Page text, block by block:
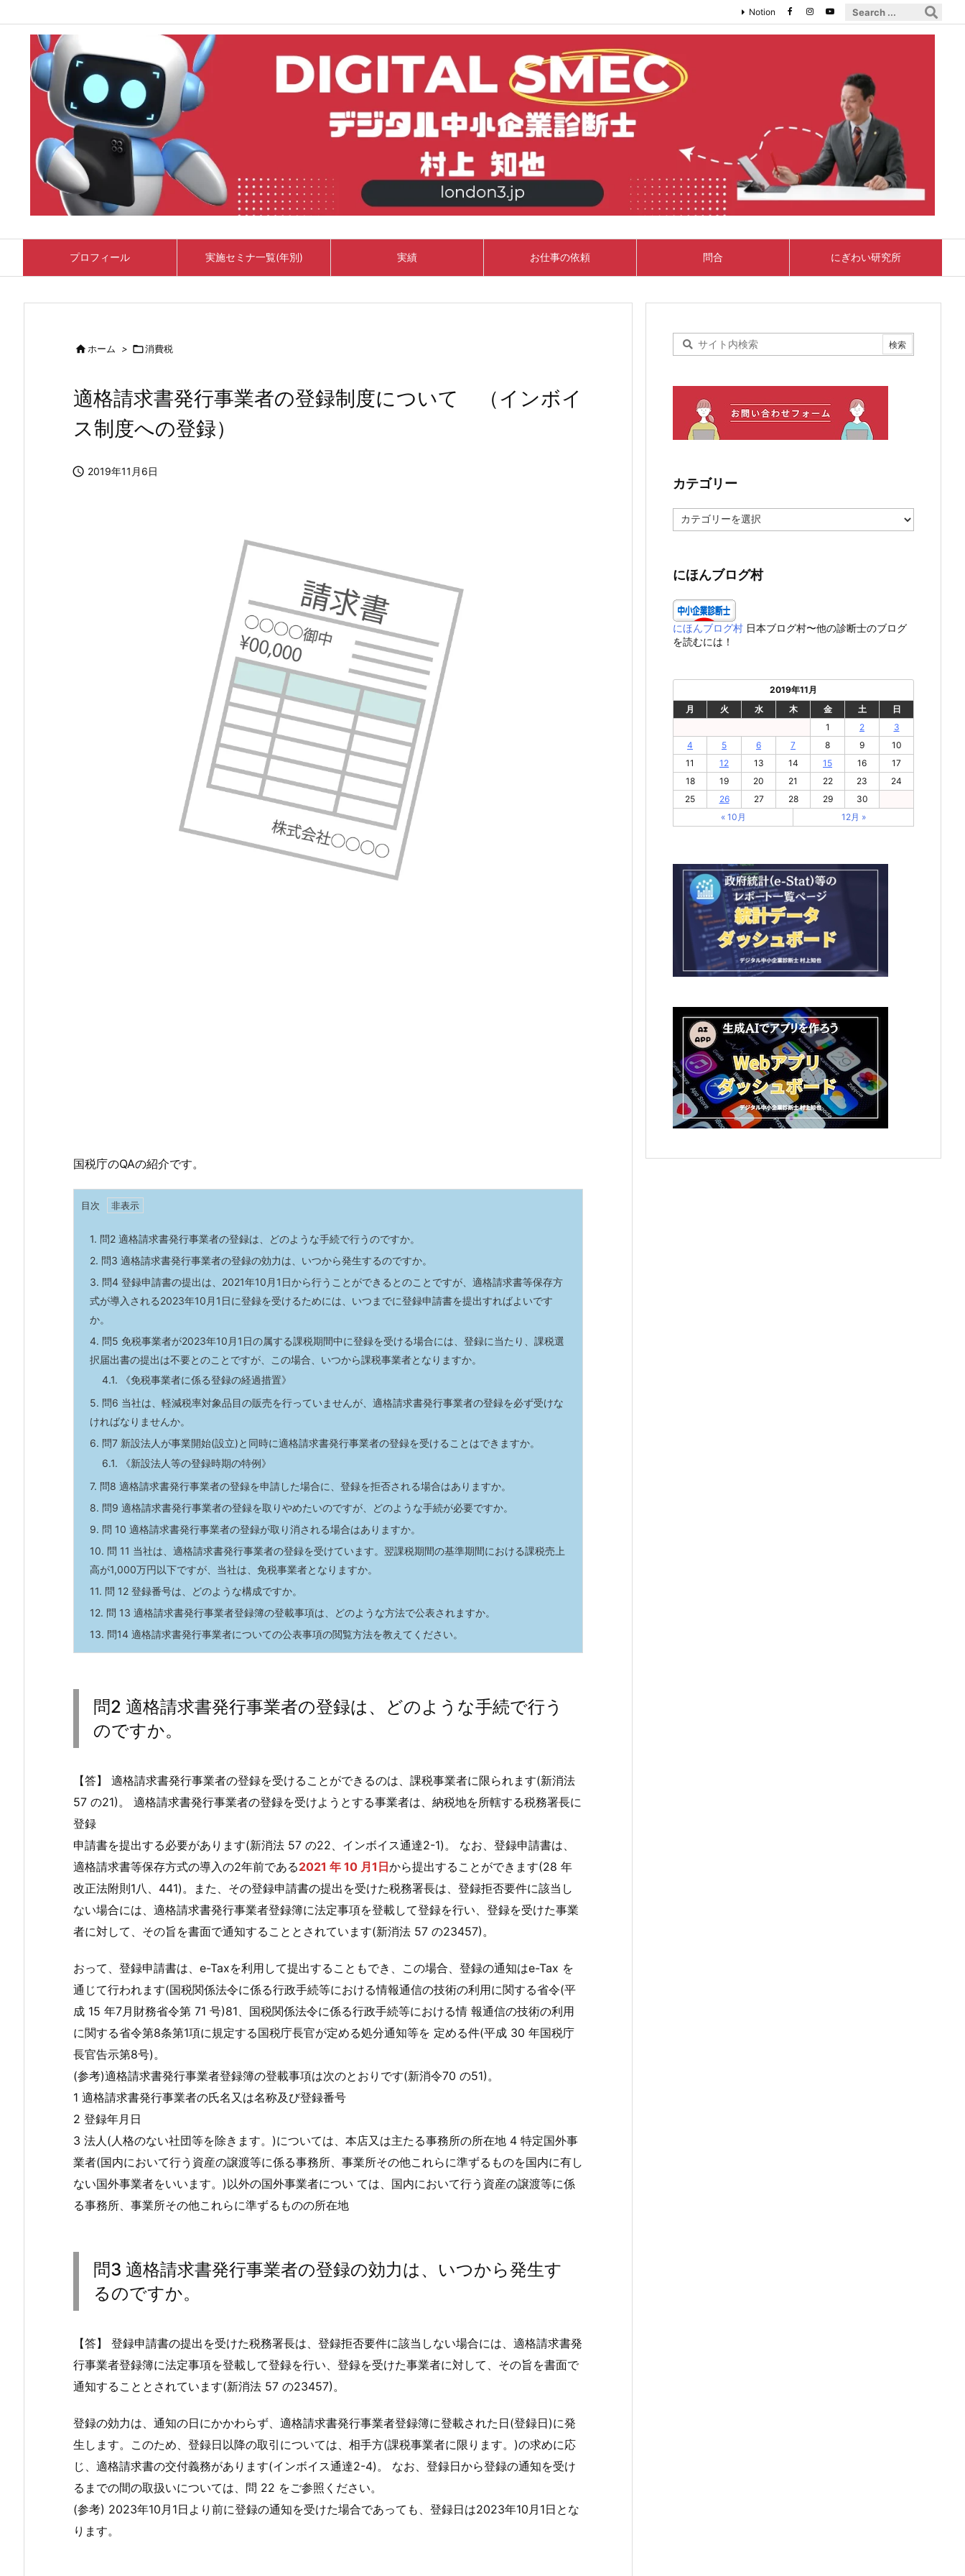
プロフィール 実施セミナ一覧(年別) 実績 お仕事の依頼 問合 にぎわい研究所
Notion
ホーム > 消費税
適格請求書発行事業者の登録制度について （インボイ
ス制度への登録）
 2019年11月6日
国税庁のQAの紹介です。
目次
1. 問2 適格請求書発行事業者の登録は、どのような手続で行うのですか。
2. 問3 適格請求書発行事業者の登録の効力は、いつから発生するのですか。
3. 問4 登録申請書の提出は、2021年10月1日から行うことができるとのことですが、適格請求書等保存方
式が導入される2023年10月1日に登録を受けるためには、いつまでに登録申請書を提出すればよいです
か。
4. 問5 免税事業者が2023年10月1日の属する課税期間中に登録を受ける場合には、登録に当たり、課税選
択届出書の提出は不要とのことですが、この場合、いつから課税事業者となりますか。
4.1. 《免税事業者に係る登録の経過措置》
5. 問6 当社は、軽減税率対象品目の販売を行っていませんが、適格請求書発行事業者の登録を必ず受けな
ければなりませんか。
6. 問7 新設法人が事業開始(設立)と同時に適格請求書発行事業者の登録を受けることはできますか。
6.1. 《新設法人等の登録時期の特例》
7. 問8 適格請求書発行事業者の登録を申請した場合に、登録を拒否される場合はありますか。
8. 問9 適格請求書発行事業者の登録を取りやめたいのですが、どのような手続が必要ですか。
9. 問 10 適格請求書発行事業者の登録が取り消される場合はありますか。
10. 問 11 当社は、適格請求書発行事業者の登録を受けています。翌課税期間の基準期間における課税売上
高が1,000万円以下ですが、当社は、免税事業者となりますか。
11. 問 12 登録番号は、どのような構成ですか。
12. 問 13 適格請求書発行事業者登録簿の登載事項は、どのような方法で公表されますか。
13. 問14 適格請求書発行事業者についての公表事項の閲覧方法を教えてください。
問2 適格請求書発行事業者の登録は、どのような手続で行う
のですか。
【答】 適格請求書発行事業者の登録を受けることができるのは、課税事業者に限られます(新消法
57 の21)。 適格請求書発行事業者の登録を受けようとする事業者は、納税地を所轄する税務署長に
登録
申請書を提出する必要があります(新消法 57 の22、インボイス通達2-1)。 なお、登録申請書は、
適格請求書等保存方式の導入の2年前である2021 年 10 月1日から提出することができます(28 年
改正法附則1八、441)。また、その登録申請書の提出を受けた税務署長は、登録拒否要件に該当し
ない場合には、適格請求書発行事業者登録簿に法定事項を登載して登録を行い、登録を受けた事業
者に対して、その旨を書面で通知することとされています(新消法 57 の23457)。
おって、登録申請書は、e-Taxを利用して提出することもでき、この場合、登録の通知はe-Tax を
通じて行われます(国税関係法令に係る行政手続等における情報通信の技術の利用に関する省令(平
成 15 年7月財務省令第 71 号)81、国税関係法令に係る行政手続等における情 報通信の技術の利用
に関する省令第8条第1項に規定する国税庁長官が定める処分通知等を 定める件(平成 30 年国税庁
長官告示第8号)。
(参考)適格請求書発行事業者登録簿の登載事項は次のとおりです(新消令70 の51)。
1 適格請求書発行事業者の氏名又は名称及び登録番号
2 登録年月日
3 法人(人格のない社団等を除きます。)については、本店又は主たる事務所の所在地 4 特定国外事
業者(国内において行う資産の譲渡等に係る事務所、事業所その他これらに準ずるものを国内に有し
ない国外事業者をいいます。)以外の国外事業者につい ては、国内において行う資産の譲渡等に係
る事務所、事業所その他これらに準ずるものの所在地
問3 適格請求書発行事業者の登録の効力は、いつから発生す
るのですか。
【答】 登録申請書の提出を受けた税務署長は、登録拒否要件に該当しない場合には、適格請求書発
行事業者登録簿に法定事項を登載して登録を行い、登録を受けた事業者に対して、その旨を書面で
通知することとされています(新消法 57 の23457)。
登録の効力は、通知の日にかかわらず、適格請求書発行事業者登録簿に登載された日(登録日)に発
生します。このため、登録日以降の取引については、相手方(課税事業者に限ります。)の求めに応
じ、適格請求書の交付義務があります(インボイス通達2-4)。 なお、登録日から登録の通知を受け
るまでの間の取扱いについては、問 22 をご参照ください。
(参考) 2023年10月1日より前に登録の通知を受けた場合であっても、登録日は2023年10月1日とな
ります。
カテゴリー
テ
ー
にほんブログ村
にほんブログ村 日本ブログ村〜他の診断士のブログ
を読むには！
2019年11月
月
火 水 木 金 土
日
1
2
3
4
5 6 7 8 9
10
11
12 13 14 15 16
17
18
19 20 21 22 23
24
25
26 27 28 29
30
« 10月
12月 »